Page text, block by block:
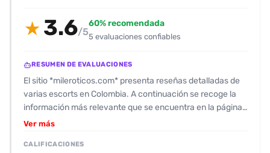
Entendido
★ 3.6/5
60% recomendada
5 evaluaciones confiables
RESUMEN DE EVALUACIONES
El sitio *mileroticos.com* presenta reseñas detalladas de
varias escorts en Colombia. A continuación se recoge la
información más relevante que se encuentra en la página,
sin emplear el formato típico de reseña. ## Andrea -
**Piel:** clara con tono cálido, tono de piel medio‑oscuro. -
Ver más
CALIFICACIONES